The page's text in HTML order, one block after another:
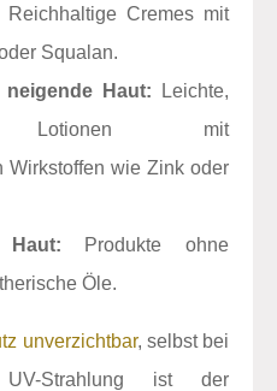
Reichhaltige Cremes mit
Squalan.
neigende Haut: Leichte,
Lotionen mit
Wirkstoffen wie Zink oder
Haut: Produkte ohne
Öle.
unverzichtbar, selbst bei
UV-Strahlung ist der